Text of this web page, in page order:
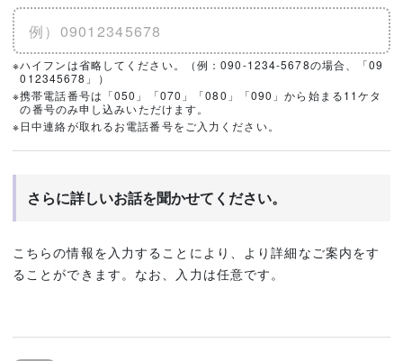
※ハイフンは省略してください。（例：090-1234-5678の場合、「09
012345678」）
※携帯電話番号は「050」「070」「080」「090」から始まる11ケタ
の番号のみ申し込みいただけます。
※日中連絡が取れるお電話番号をご入力ください。
さらに詳しいお話を聞かせてください。
こちらの情報を入力することにより、より詳細なご案内をす
ることができます。なお、入力は任意です。